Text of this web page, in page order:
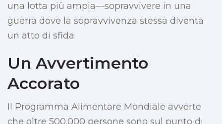
una lotta più ampia—sopravvivere in una
guerra dove la sopravvivenza stessa diventa
un atto di sfida.
Un Avvertimento
Accorato
Il Programma Alimentare Mondiale avverte
che oltre 500.000 persone sono sul punto di